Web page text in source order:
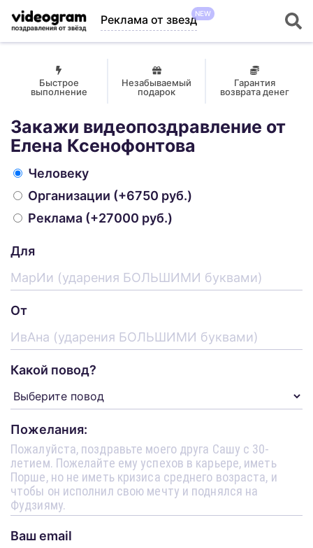
Реклама от звездNEW
Быстрое
выполнение
Незабываемый
подарок
Гарантия
возврата денег
Закажи видеопоздравление от
Елена Ксенофонтова
Человеку
Организации (+6750 руб.)
Реклама (+27000 руб.)
Для
От
Какой повод?
Пожелания:
Ваш email